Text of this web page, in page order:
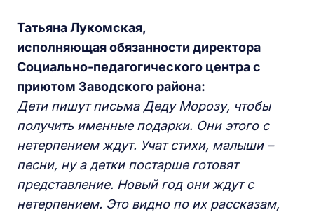
Татьяна Лукомская,
исполняющая обязанности директора
Социально-педагогического центра с
приютом Заводского района:
Дети пишут письма Деду Морозу, чтобы
получить именные подарки. Они этого с
нетерпением ждут. Учат стихи, малыши –
песни, ну а детки постарше готовят
представление. Новый год они ждут с
нетерпением. Это видно по их рассказам,